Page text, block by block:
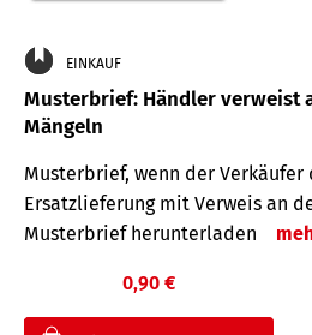
EINKAUF
Musterbrief: Händler verweist
Mängeln
Musterbrief, wenn der
Ersatzlieferung mit Verweis an
Musterbrief herunterladen
0,90 €